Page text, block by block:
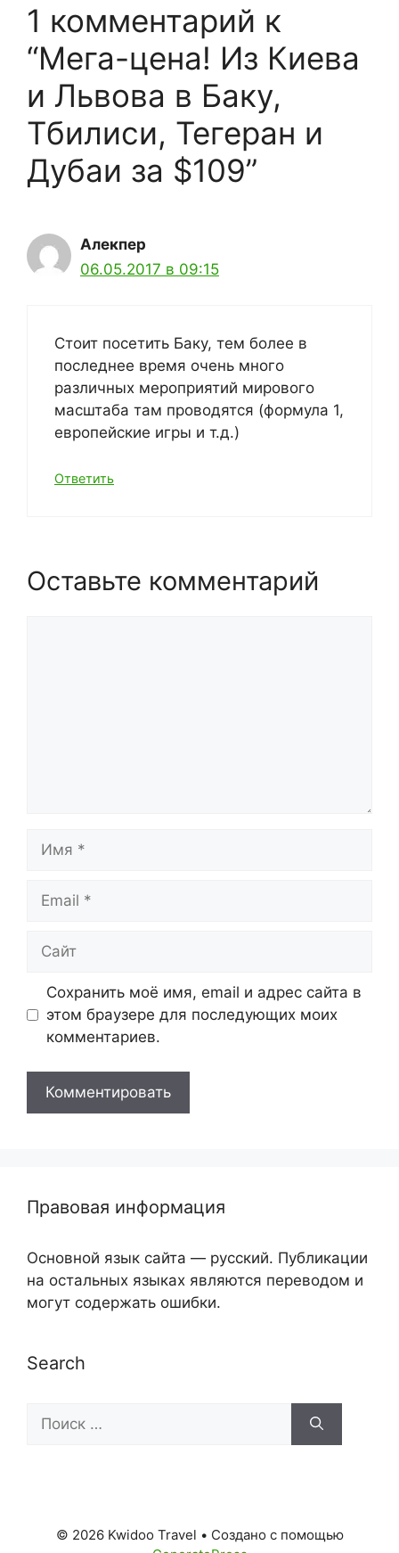
1 комментарий к
“Мега-цена! Из Киева
и Львова в Баку,
Тбилиси, Тегеран и
Дубаи за $109”
Алекпер
06.05.2017 в 09:15
Стоит посетить Баку, тем более в
последнее время очень много
различных мероприятий мирового
масштаба там проводятся (формула 1,
европейские игры и т.д.)
Ответить
Оставьте комментарий
Имя
Email
Сайт
Сохранить моё имя, email и адрес сайта в
этом браузере для последующих моих
комментариев.
Правовая информация
Основной язык сайта — русский. Публикации
на остальных языках являются переводом и
могут содержать ошибки.
Search
© 2026 Kwidoo Travel • Создано с помощью